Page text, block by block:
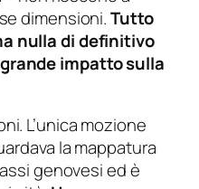
dimensioni.Tutto
nulla di definitivo
impatto sulla
L’unica mozione
la mappatura
genovesi ed è